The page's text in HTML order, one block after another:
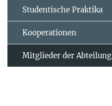
Studentische Praktika
Kooperationen
Mitglieder der Abteilung